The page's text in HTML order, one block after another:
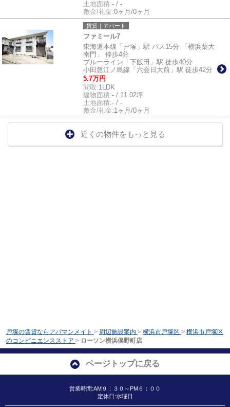
土地面積:- / -
敷金/礼金:0ヶ月/0ヶ月
賃貸｜アパート
ファミール7
東海道本線「戸塚」駅 バス15分 「横浜薬大
南門」 停歩4分
ブルーライン「下飯田」駅 徒歩40分
小田急江ノ島線「六会日大前」駅 徒歩42分
5.7万円
間取:1LDK
建物面積:- / 11.02坪
土地面積:- / -
敷金/礼金:1ヶ月/0ヶ月
近くの物件をもっと見る
戸塚の賃貸ならアパマンメイト > 周辺施設案内 > 横浜市戸塚区 > 横浜市戸塚区
のコンビニエンスストア > ローソン横浜俣野町店
ページトップに戻る
営業時間:AM９：３０～PM６：００
定休日:水曜日